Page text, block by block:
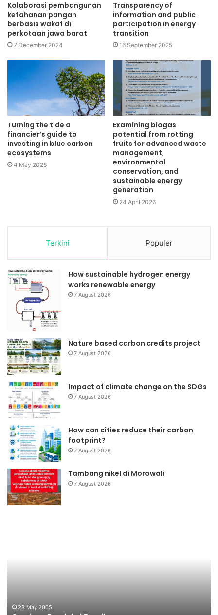
Kolaborasi pembangunan
ketahanan pangan
berbasis wakaf di
perkotaan jawa barat
7 December 2024
Transparency of
information and public
participation in energy
transition
16 September 2025
Turning the tide a
financier’s guide to
investing in blue carbon
ecosystems
4 May 2026
Examining biogas
potential from rotting
fruits for advanced waste
management,
environmental
conservation, and
sustainable energy
generation
24 April 2026
Terkini Populer
How sustainable hydrogen energy
works renewable energy
7 August 2026
Nature based carbon credits project
7 August 2026
Impact of climate change on the SDGs
7 August 2026
How can cities reduce their carbon
footprint?
7 August 2026
Tambang nikel di Morowali
7 August 2026
28 May 2005